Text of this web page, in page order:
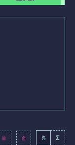
82 ( 9427 )
% Σ